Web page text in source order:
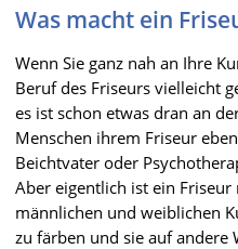
Was macht ein
Wenn Sie ganz nah an Ihre
Beruf des Friseurs vielleicht
es ist schon etwas dran an
Menschen ihrem Friseur
Beichtvater oder
Aber eigentlich ist ein
männlichen und weiblichen
zu färben und sie auf andere